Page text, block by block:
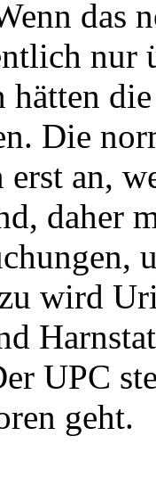
das
nur
hätten
Die
an,
daher
wird
UPC
geht.